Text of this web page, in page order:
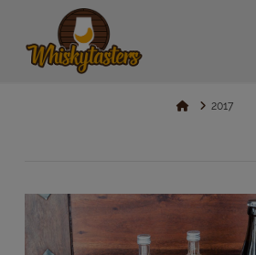
Home2017